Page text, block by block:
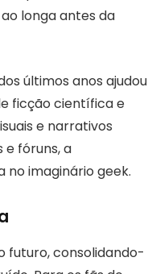
longa antes da
últimos anos ajudou
ficção científica e
e narrativos
e fóruns, a
imaginário geek.
futuro, consolidando-